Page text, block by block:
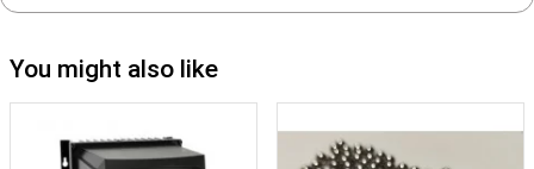
You might also like